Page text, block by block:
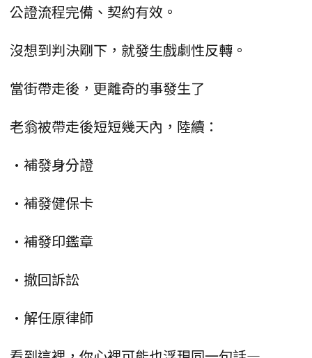
公證流程完備、契約有效。
沒想到判決剛下，就發生戲劇性反轉。
當街帶走後，更離奇的事發生了
老翁被帶走後短短幾天內，陸續：
•補發身分證
•補發健保卡
•補發印鑑章
•撤回訴訟
•解任原律師